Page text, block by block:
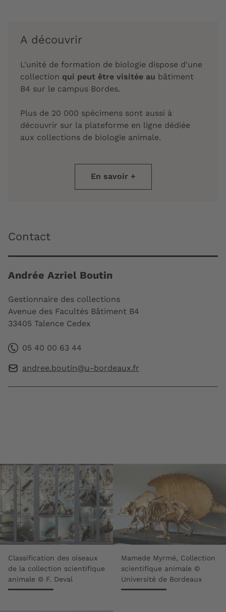
A découvrir
L'unité de formation de biologie dispose d'une
collection qui peut être visitée au bâtiment
B4 sur le campus Bordes.
Plus de 20 000 spécimens sont aussi à
découvrir sur la plateforme en ligne dédiée
aux collections de biologie animale.
En savoir +
Contact
Andrée Azriel Boutin
Gestionnaire des collections
Avenue des Facultés Bâtiment B4
33405 Talence Cedex
05 40 00 63 44
andree.boutin@u-bordeaux.fr
Classification des oiseaux
de la collection scientifique
animale © F. Deval
Mamede Myrmé, Collection
scientifique animale ©
Université de Bordeaux